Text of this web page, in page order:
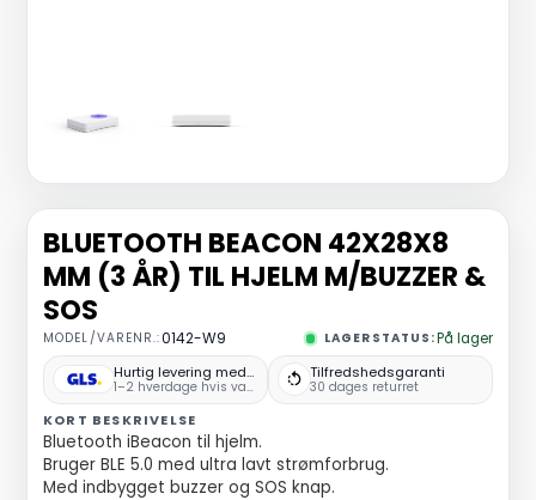
BLUETOOTH BEACON 42X28X8
MM (3 ÅR) TIL HJELM M/BUZZER &
SOS
MODEL/VARENR.:0142-W9 LAGERSTATUS:På lager
Hurtig levering med GLS
1–2 hverdage hvis varen er på lager
Tilfredshedsgaranti
30 dages returret
KORT BESKRIVELSE
Bluetooth iBeacon til hjelm.
Bruger BLE 5.0 med ultra lavt strømforbrug.
Med indbygget buzzer og SOS knap.